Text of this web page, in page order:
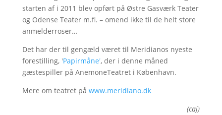
starten af i 2011 blev opført på Østre Gasværk Teater
og Odense Teater m.fl. – omend ikke til de helt store
anmelderroser…
Det har der til gengæld været til Meridianos nyeste
forestilling, 'Papirmåne', der i denne måned
gæstespiller på AnemoneTeatret i København.
Mere om teatret på www.meridiano.dk
(caj)